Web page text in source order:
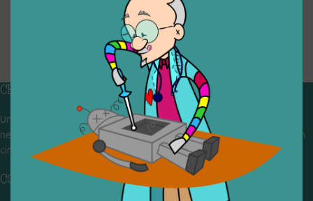
CHI SIAMO
Un gruppo di volontari che sognano di diventare un centro del riuso e
nel frattempo ricevono in dono giocattoli, li riparano e li reimmettono in
circolazione. Operiamo per un'economia civile, circolare e sostenibile.
CONTATTI